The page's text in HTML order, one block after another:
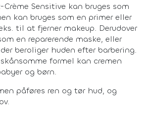
Sensitive kan bruges som
kan bruges som en primer eller
til at fjerner makeup. Derudover
en reparerende maske, eller
beroliger huden efter barbering.
formel kan cremen
og børn.
påføres ren og tør hud, og